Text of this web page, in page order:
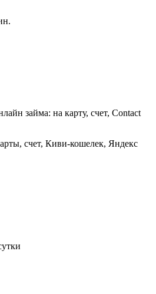
займа: на карту, счет, Contact
счет, Киви-кошелек, Яндекс